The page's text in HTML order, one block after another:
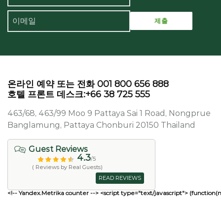
온라인 예약 또는 전화 001 800 656 888
호텔 프론트 데스크:+66 38 725 555
463/68, 463/99 Moo 9 Pattaya Sai 1 Road, Nongprue
Banglamung, Pattaya Chonburi 20150 Thailand
Guest Reviews
4.3/5
( Reviews by Real Guests)
READ REVIEWS
<!-- Yandex.Metrika counter --> <script type="text/javascript">